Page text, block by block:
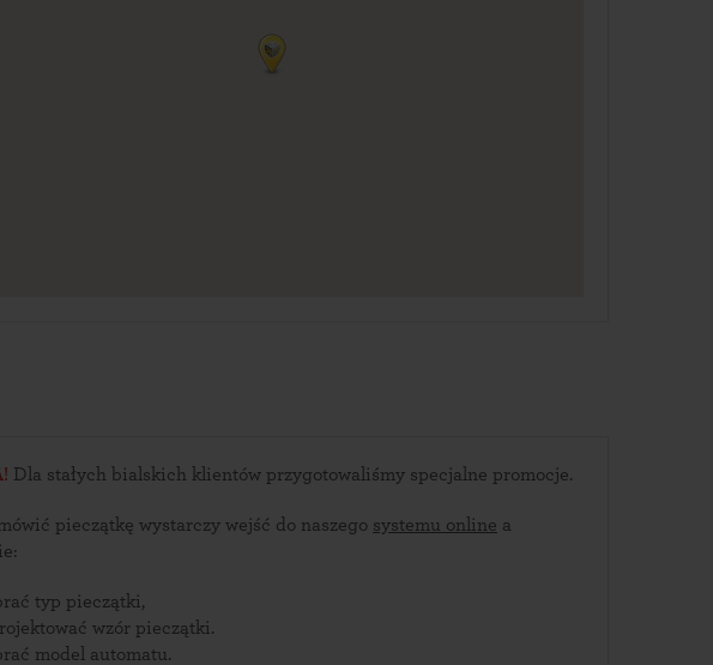
Dla stałych bialskich klientów przygotowaliśmy specjalne promocje.
pieczątkę wystarczy wejść do naszego systemu online a
typ pieczątki,
wzór pieczątki.
model automatu.